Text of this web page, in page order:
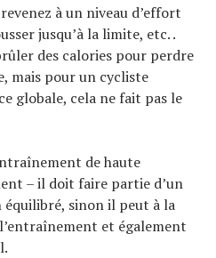
à un niveau d’effort
jusqu’à la limite, etc. .
des calories pour perdre
mais pour un cycliste
globale, cela ne fait pas le
de haute
– il doit faire partie d’un
sinon il peut à la
et également